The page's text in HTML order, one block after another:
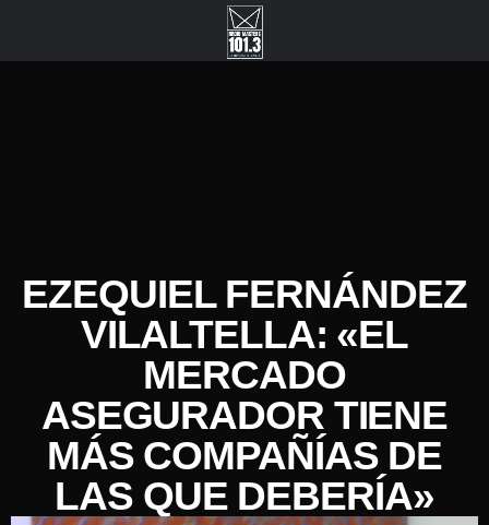
EZEQUIEL FERNÁNDEZ
VILALTELLA: «EL
MERCADO
ASEGURADOR TIENE
MÁS COMPAÑÍAS DE
LAS QUE DEBERÍA»